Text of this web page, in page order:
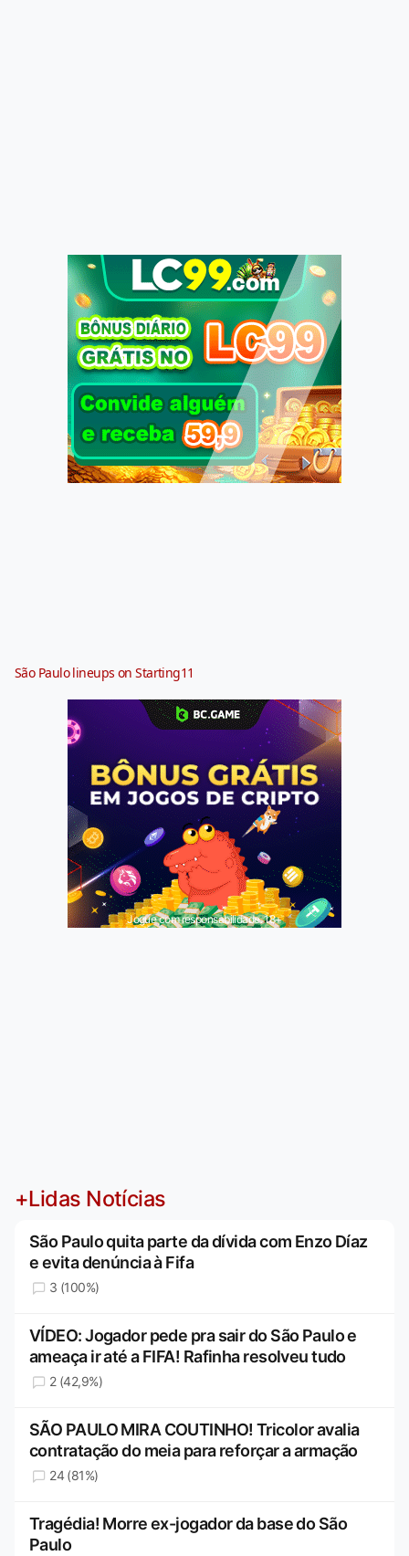
São Paulo lineups on Starting11
Jogue com responsabilidade. 18+
+Lidas Notícias
São Paulo quita parte da dívida com Enzo Díaz
e evita denúncia à Fifa
3 (100%)
VÍDEO: Jogador pede pra sair do São Paulo e
ameaça ir até a FIFA! Rafinha resolveu tudo
2 (42,9%)
SÃO PAULO MIRA COUTINHO! Tricolor avalia
contratação do meia para reforçar a armação
24 (81%)
Tragédia! Morre ex-jogador da base do São
Paulo